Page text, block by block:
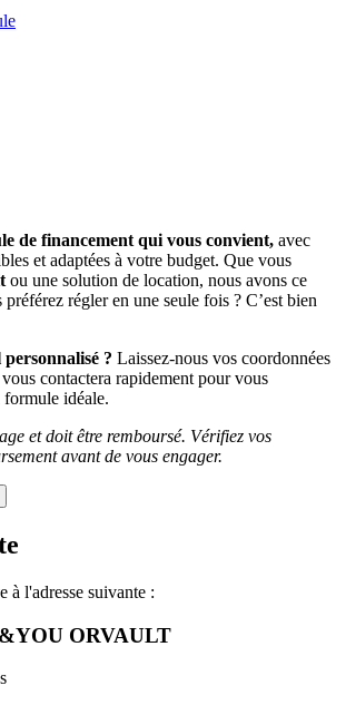
de financement qui vous convient, avec
et adaptées à votre budget. Que vous
ou une solution de location, nous avons ce
régler en une seule fois ? C’est bien
personnalisé ? Laissez-nous vos coordonnées
contactera rapidement pour vous
formule idéale.
et doit être remboursé. Vérifiez vos
avant de vous engager.
à l'adresse suivante :
ORVAULT